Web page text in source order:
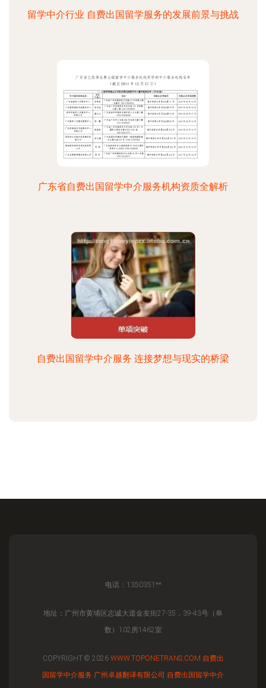
留学中介行业 自费出国留学服务的发展前景与挑战
广东省自费出国留学中介服务机构资质全解析
自费出国留学中介服务 连接梦想与现实的桥梁
电话：1350351**
地址：广州市黄埔区志诚大道金友街27-35，39-43号（单
数）102房1462室
COPYRIGHT © 2026 WWW.TOPONETRANS.COM 自费出
国留学中介服务 广州卓越翻译有限公司 自费出国留学中介